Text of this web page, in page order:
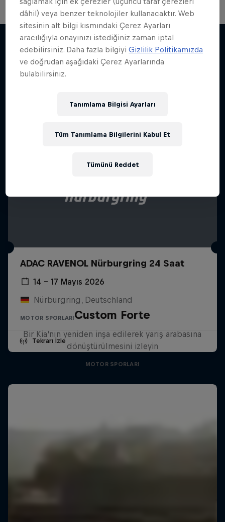
Benzer içerikler
ADAC RAVENOL Nürburgring 24 Saat
14 – 17 Mayıs 2026
Nürburgring, Deutschland
MOTOR SPORLARI
Tekrarı İzle
Custom Forte
Bir Kia'nın yeniden inşa edilerek yarış arabasına
dönüştürülmesini izleyin
MOTOR SPORLARI
dâhil) veya benzer teknolojiler kullanacaktır. Web
sitesinin alt bilgi kısmındaki Çerez Ayarları
aracılığıyla onayınızı istediğiniz zaman iptal
edebilirsiniz. Daha fazla bilgiyiGizlilik Politikamızda
ve doğrudan aşağıdaki Çerez Ayarlarında
bulabilirsiniz.
Tanımlama Bilgisi Ayarları
Tümünü Reddet
Tüm Tanımlama Bilgilerini Kabul Et